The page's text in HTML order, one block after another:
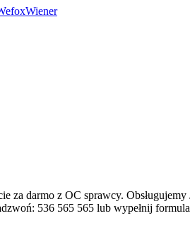
Wiener
za darmo z OC sprawcy.
536 565 565 lub wypełnij